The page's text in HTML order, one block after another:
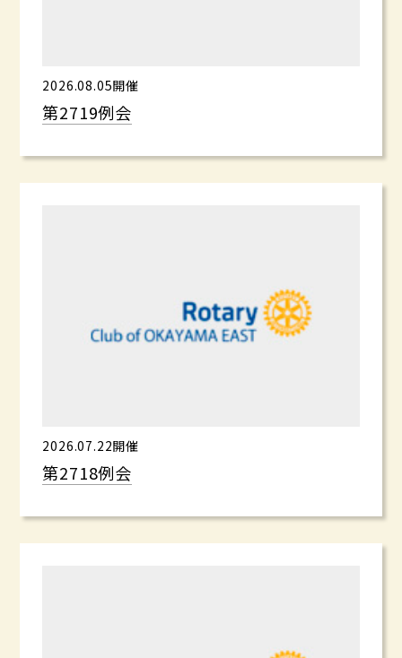
2026.08.05開催
第2719例会
2026.07.22開催
第2718例会